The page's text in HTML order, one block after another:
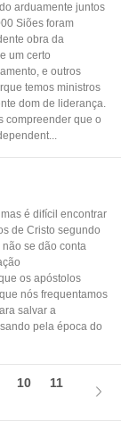
arduamente juntos
Siões foram
obra da
um certo
e outros
temos ministros
dom de liderança.
compreender que o
é difícil encontrar
de Cristo segundo
se dão conta
os apóstolos
nós frequentamos
salvar a
pela época do
10
11